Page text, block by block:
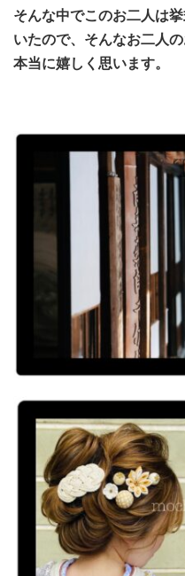
そんな中でこのお二人は
いたので、そんなお二人
本当に嬉しく思います。